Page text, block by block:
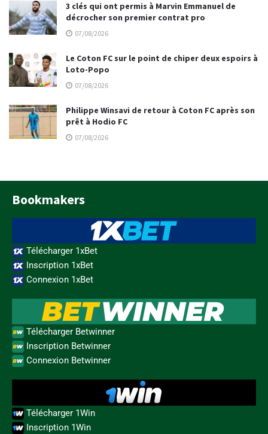
3 clés qui ont permis à Marvin Emmanuel de
décrocher son premier contrat pro
07/08/2026
Le Coton FC sur le point de chiper deux espoirs à
Loto-Popo
07/08/2026
Philippe Winsavi de retour à Coton FC après son
prêt à Hodio FC
07/08/2026
Bookmakers
Télécharger 1xBet
Inscription 1xBet
Connexion 1xBet
Télécharger Betwinner
Inscription Betwinner
Connexion Betwinner
Télécharger 1Win
Inscription 1Win